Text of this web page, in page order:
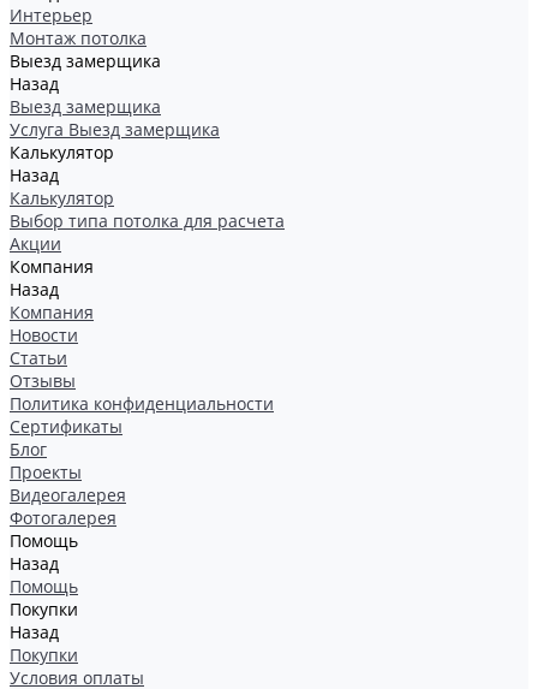
Интерьер
Монтаж потолка
Выезд замерщика
Назад
Выезд замерщика
Услуга Выезд замерщика
Калькулятор
Назад
Калькулятор
Выбор типа потолка для расчета
Акции
Компания
Назад
Компания
Новости
Статьи
Отзывы
Политика конфиденциальности
Сертификаты
Блог
Проекты
Видеогалерея
Фотогалерея
Помощь
Назад
Помощь
Покупки
Назад
Покупки
Условия оплаты